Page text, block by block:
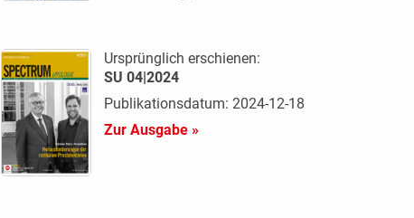
Ursprünglich erschienen:
SU 04|2024
Publikationsdatum: 2024-12-18
Zur Ausgabe »